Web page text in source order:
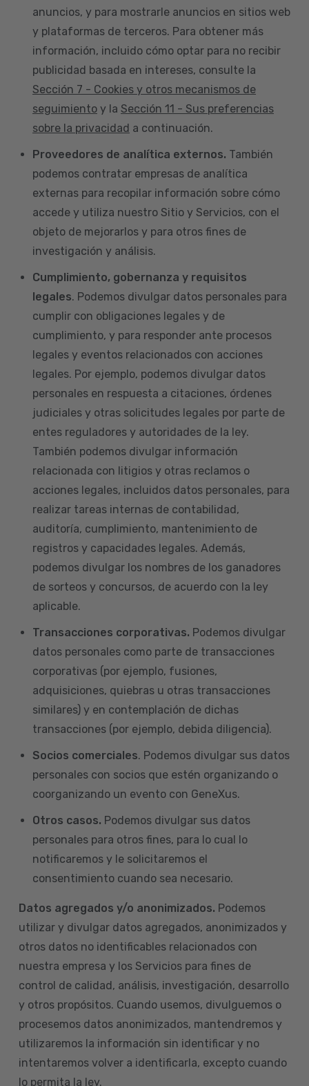
anuncios, y para mostrarle anuncios en sitios web
y plataformas de terceros. Para obtener más
información, incluido cómo optar para no recibir
publicidad basada en intereses, consulte la
Sección 7 - Cookies y otros mecanismos de
seguimiento y la Sección 11 - Sus preferencias
sobre la privacidad a continuación.
Proveedores de analítica externos. También
podemos contratar empresas de analítica
externas para recopilar información sobre cómo
accede y utiliza nuestro Sitio y Servicios, con el
objeto de mejorarlos y para otros fines de
investigación y análisis.
Cumplimiento, gobernanza y requisitos
legales. Podemos divulgar datos personales para
cumplir con obligaciones legales y de
cumplimiento, y para responder ante procesos
legales y eventos relacionados con acciones
legales. Por ejemplo, podemos divulgar datos
personales en respuesta a citaciones, órdenes
judiciales y otras solicitudes legales por parte de
entes reguladores y autoridades de la ley.
También podemos divulgar información
relacionada con litigios y otras reclamos o
acciones legales, incluidos datos personales, para
realizar tareas internas de contabilidad,
auditoría, cumplimiento, mantenimiento de
registros y capacidades legales. Además,
podemos divulgar los nombres de los ganadores
de sorteos y concursos, de acuerdo con la ley
aplicable.
Transacciones corporativas. Podemos divulgar
datos personales como parte de transacciones
corporativas (por ejemplo, fusiones,
adquisiciones, quiebras u otras transacciones
similares) y en contemplación de dichas
transacciones (por ejemplo, debida diligencia).
Socios comerciales. Podemos divulgar sus datos
personales con socios que estén organizando o
coorganizando un evento con GeneXus.
Otros casos. Podemos divulgar sus datos
personales para otros fines, para lo cual lo
notificaremos y le solicitaremos el
consentimiento cuando sea necesario.
Datos agregados y/o anonimizados. Podemos
utilizar y divulgar datos agregados, anonimizados y
otros datos no identificables relacionados con
nuestra empresa y los Servicios para fines de
control de calidad, análisis, investigación, desarrollo
y otros propósitos. Cuando usemos, divulguemos o
procesemos datos anonimizados, mantendremos y
utilizaremos la información sin identificar y no
intentaremos volver a identificarla, excepto cuando
lo permita la ley.